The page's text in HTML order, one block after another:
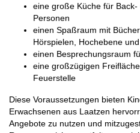
eine große Küche für
Personen
einen Spaßraum mit
Hörspielen, Hochebene
einen Besprechungsraum
eine großzügigen
Feuerstelle
Diese Voraussetzungen bieten
Erwachsenen aus Laatzen
Angebote zu nutzen und